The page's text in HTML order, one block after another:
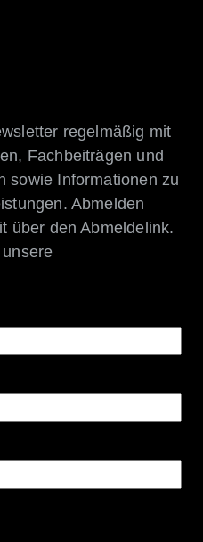
regelmäßig mit
Fachbeiträgen und
sowie Informationen zu
Abmelden
über den Abmeldelink.